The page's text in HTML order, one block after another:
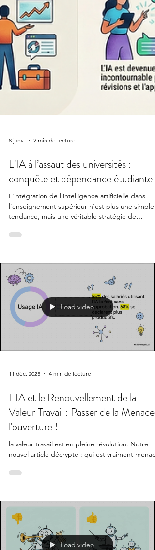
8 janv. 2 min de lecture
L’IA à l’assaut des universités :
conquête et dépendance étudiante
L'intégration de l'intelligence artificielle dans
tendance, mais une véritable stratégie de
conquête menée par les géants de la
11 déc. 2025 4 min de lecture
L'IA et le Renouvellement de la
Valeur Travail : Passer de la Menace à
l'ouverture !
nouvel article décrypte : qui est vraiment menacé